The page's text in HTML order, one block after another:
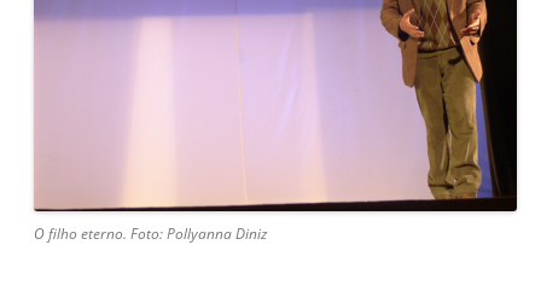
O filho eterno. Foto: Pollyanna Diniz